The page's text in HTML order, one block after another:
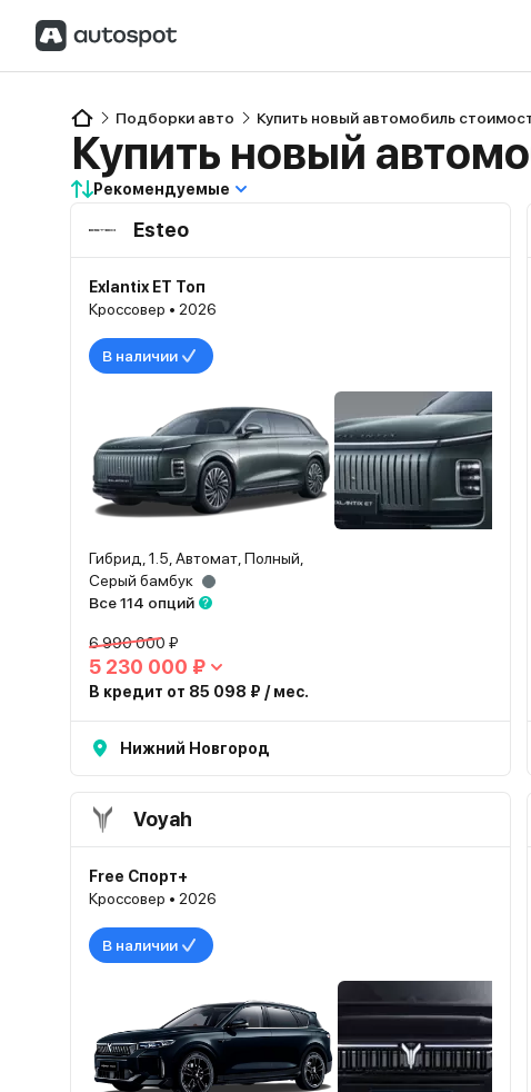
Подборки авто Купить новый автомобиль
Купить новый
Рекомендуемые
Esteo
Exlantix ET Топ
Кроссовер • 2026
В наличии
Гибрид, 1.5, Автомат, Полный,
Серый бамбук
Все 114 опций
6 990 000 ₽
5 230 000 ₽
В кредит от 85 098 ₽ / мес.
Нижний Новгород
Voyah
Free Спорт+
Кроссовер • 2026
В наличии